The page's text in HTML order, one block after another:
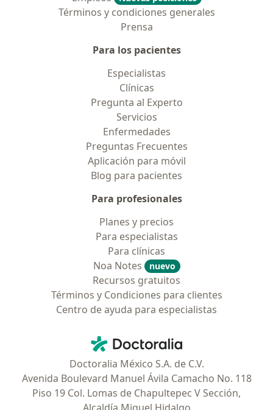
Términos y condiciones generales
Prensa
Para los pacientes
Especialistas
Clínicas
Pregunta al Experto
Servicios
Enfermedades
Preguntas Frecuentes
Aplicación para móvil
Blog para pacientes
Para profesionales
Planes y precios
Para especialistas
Para clínicas
Noa Notes
nuevo
Recursos gratuitos
Términos y Condiciones para clientes
Centro de ayuda para especialistas
Doctoralia - Página de inicio
Doctoralia México S.A. de C.V.
Avenida Boulevard Manuel Ávila Camacho No. 118
Piso 19 Col. Lomas de Chapultepec V Sección,